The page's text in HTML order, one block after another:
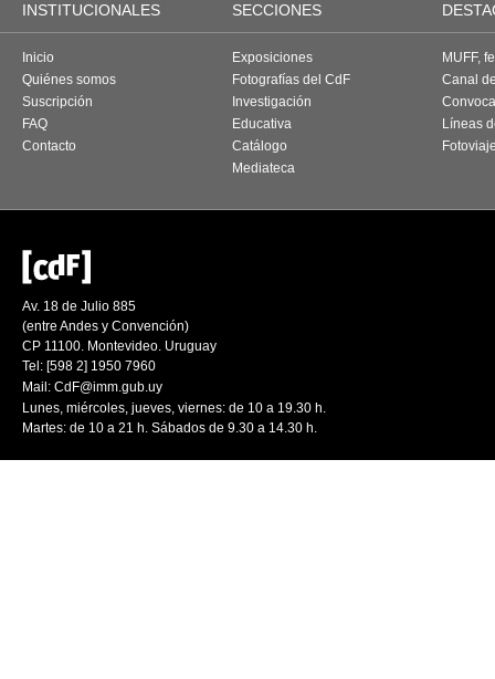
INSTITUCIONALES SECCIONES
Inicio
Quiénes somos
Suscripción
FAQ
Contacto
Exposiciones
Fotografías del CdF
Investigación
Educativa
Catálogo
Mediateca
MUFF,
Canal
Líneas
Av. 18 de Julio 885
(entre Andes y Convención)
CP 11100. Montevideo. Uruguay
Tel: [598 2] 1950 7960
Mail: CdF@imm.gub.uy
Lunes, miércoles, jueves, viernes: de 10 a 19.30 h.
Martes: de 10 a 21 h. Sábados de 9.30 a 14.30 h.